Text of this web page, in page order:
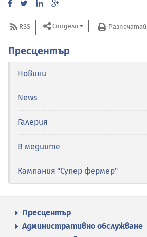
RSS Сподели Разпечатай
Пресцентър
Новини
News
Галерия
В медиите
Кампания "Супер фермер"
Пресцентър
Административно обслужване